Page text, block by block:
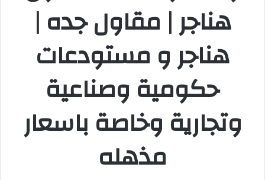
هناجر | مقاول جده |
هناجر و مستودعات
حكومية وصناعية
وتجارية وخاصة باسعار
مذهله